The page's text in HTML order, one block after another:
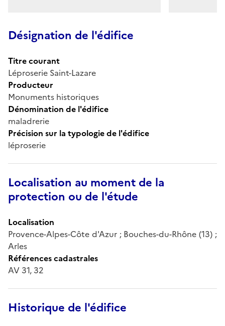
Désignation de l'édifice
Titre courant
Léproserie Saint-Lazare
Producteur
Monuments historiques
Dénomination de l'édifice
maladrerie
Précision sur la typologie de l'édifice
léproserie
Localisation au moment de la
protection ou de l'étude
Localisation
Provence-Alpes-Côte d'Azur ; Bouches-du-Rhône (13) ;
Arles
Références cadastrales
AV 31, 32
Historique de l'édifice